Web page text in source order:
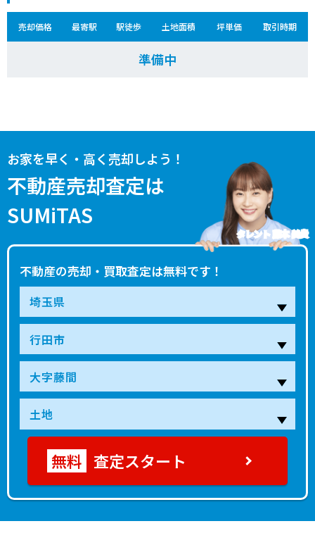
売却価格 最寄駅 駅徒歩 土地面積 坪単価 取引時期
準備中
お家を早く・高く売却しよう！
不動産売却査定は
SUMiTAS
不動産の売却・買取査定は無料です！
タレント 藤本 美貴
査定スタート